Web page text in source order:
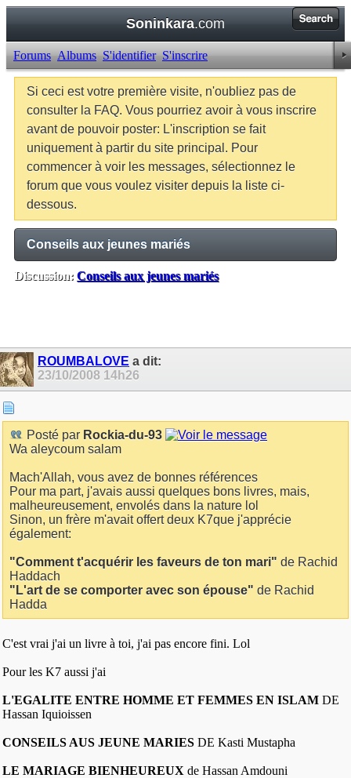
Soninkara.com
Forums Albums S'identifier S'inscrire
Si ceci est votre première visite, n'oubliez pas de
consulter la FAQ. Vous pourriez avoir à vous inscrire
avant de pouvoir poster: L'inscription se fait
uniquement à partir du site principal. Pour
commencer à voir les messages, sélectionnez le
forum que vous voulez visiter depuis la liste ci-
dessous.
Conseils aux jeunes mariés
Discussion: Conseils aux jeunes mariés
ROUMBALOVE a dit:
23/10/2008 14h26
Posté par Rockia-du-93
Wa aleycoum salam
Mach'Allah, vous avez de bonnes références
Pour ma part, j'avais aussi quelques bons livres, mais,
malheureusement, envolés dans la nature lol
Sinon, un frère m'avait offert deux K7que j'apprécie
également:
"Comment t'acquérir les faveurs de ton mari" de Rachid
Haddach
"L'art de se comporter avec son épouse" de Rachid
Hadda
C'est vrai j'ai un livre à toi, j'ai pas encore fini. Lol
Pour les K7 aussi j'ai
L'EGALITE ENTRE HOMME ET FEMMES EN ISLAM DE
Hassan Iquioissen
CONSEILS AUS JEUNE MARIES DE Kasti Mustapha
LE MARIAGE BIENHEUREUX de Hassan Amdouni